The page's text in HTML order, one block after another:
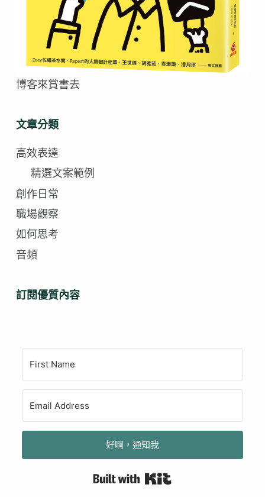
博客來賞書去
文章分類
高效表達
精選文案範例
創作日常
職場觀察
如何思考
音頻
訂閱優質內容
好啊，通知我